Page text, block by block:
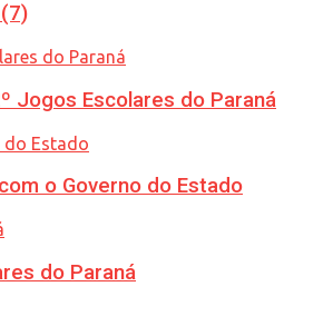
Jogos Escolares do Paraná
o Governo do Estado
do Paraná